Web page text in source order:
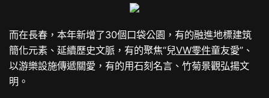
而在長春，本年新增了30個口袋公園，有的融進地標建筑
簡化元素、延續歷史文脈，有的聚焦“兒VW零件童友愛”、
以游樂設施傳遞關愛，有的用石刻名言、竹菊景觀弘揚文
明。